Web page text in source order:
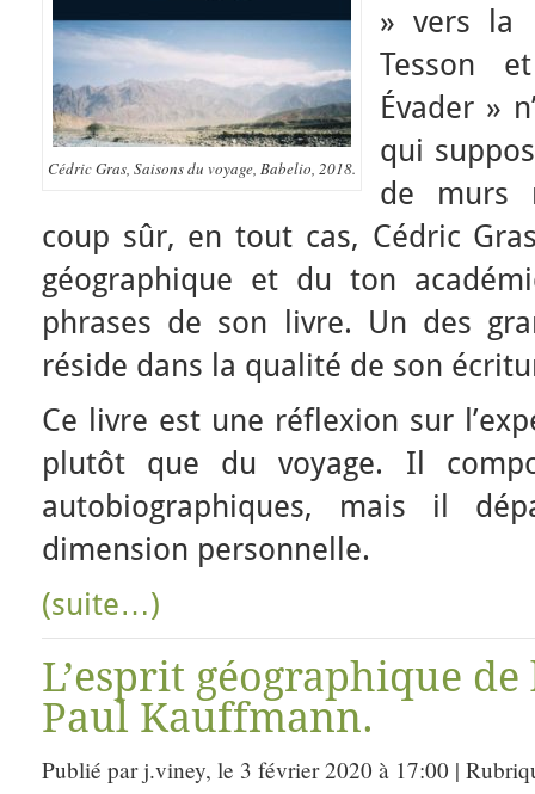
Cédric Gras, Saisons du voyage, Babelio, 2018.
» vers la
Tesson
Évader »
qui
de murs
coup sûr, en tout cas, Cédric
géographique et du ton
phrases de son livre. Un des
réside dans la qualité de son
Ce livre est une réflexion sur
plutôt que du voyage. Il
autobiographiques, mais il
dimension personnelle.
(suite…)
L’esprit géographique de
Paul Kauffmann.
Publié par j.viney, le 3 février 2020 à 17:00 |